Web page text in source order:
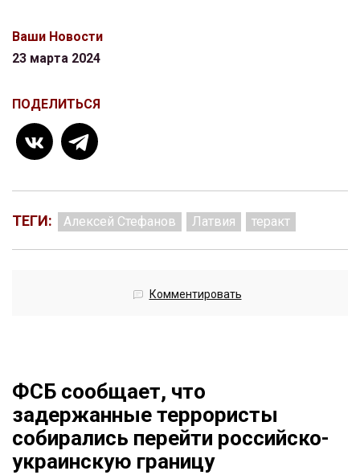
Ваши Новости
23 марта 2024
ПОДЕЛИТЬСЯ
ТЕГИ: Алексей Стефанов Латвия теракт
Комментировать
ФСБ сообщает, что
задержанные террористы
собирались перейти российско-
украинскую границу